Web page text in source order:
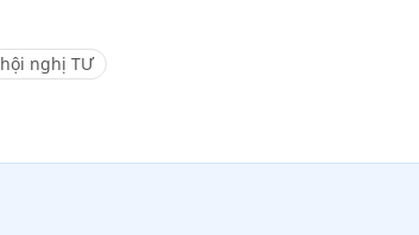
hội nghị TƯ